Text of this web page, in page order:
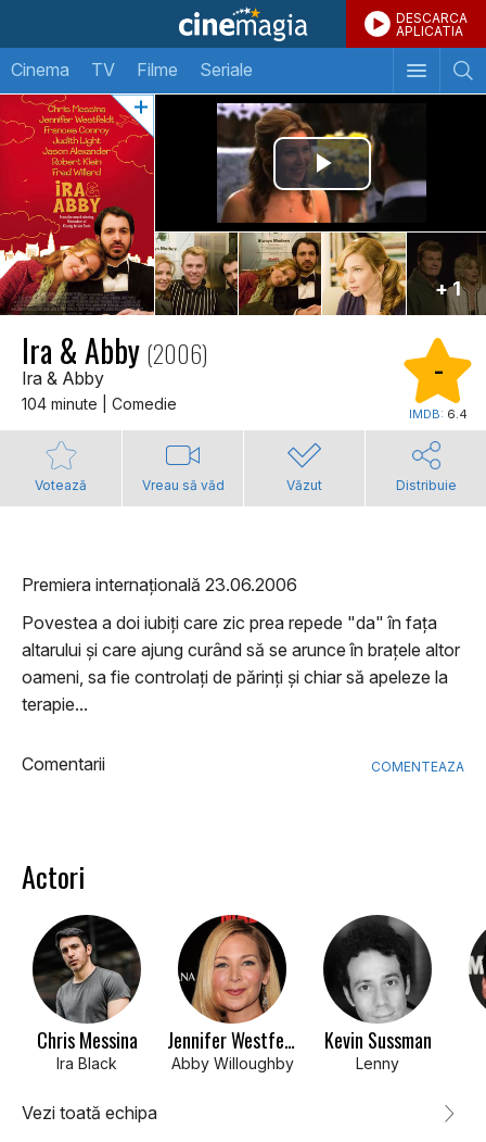
DESCARCA
APLICATIA
Cinema TV Filme Seriale
+ 1
Ira & Abby (2006)
Ira & Abby
104 minute | Comedie
-
IMDB: 6.4
Votează Vreau să văd Văzut Distribuie
Premiera internațională 23.06.2006
Povestea a doi iubiți care zic prea repede "da" în fața
altarului și care ajung curând să se arunce în brațele altor
oameni, sa fie controlați de părinți și chiar să apeleze la
terapie...
Comentarii COMENTEAZA
Actori
Chris Messina
Ira Black
Jennifer Westfeldt
Abby Willoughby
Kevin Sussman
Lenny
Vezi toată echipa